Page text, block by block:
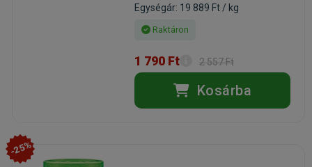
Egységár: 19 889 Ft / kg
Raktáron
1 790 Ft 2 557 Ft
Kosárba
-25%